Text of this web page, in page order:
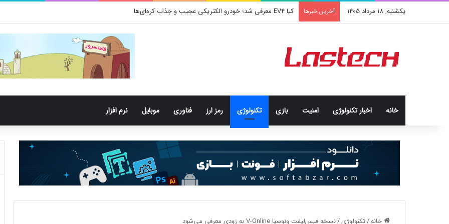
یکشنبه, 18 مرداد 1405 آخرین خبرها کشف جدید دانشمندان: برخی باکتری‌های دهان می‌توانند خطر ابتلا به آلزایمر را افزایش دهند
خانه اخبار تکنولوژی امنيت بازی تکنولوژی رمز ارز فناوری موبایل نرم افزار
خانه/تکنولوژی/نسخه فیس‌لیفت ونوسیا V-Online به زودی معرفی می‌شود